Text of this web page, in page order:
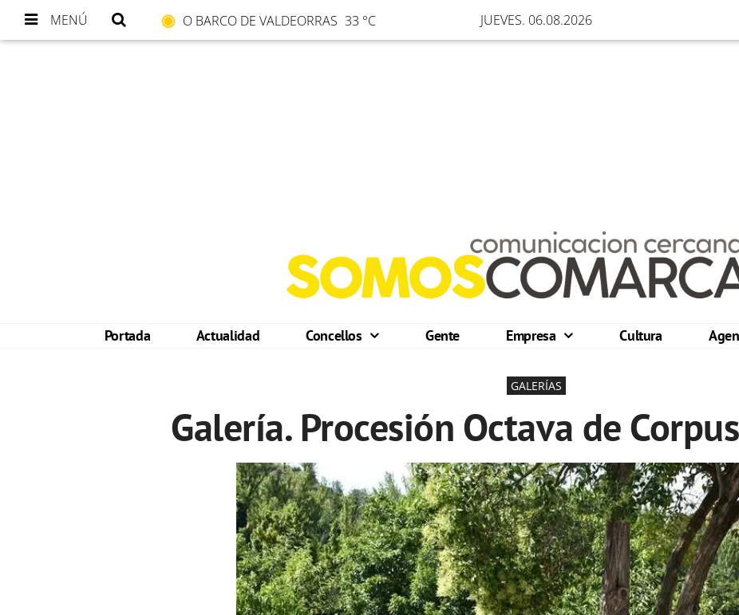
MENÚ O BARCO DE VALDEORRAS 33 °C JUEVES. 06.08.2026
Portada Actualidad Concellos Gente Empresa Cultura
GALERÍAS
Galería. Procesión Octava de